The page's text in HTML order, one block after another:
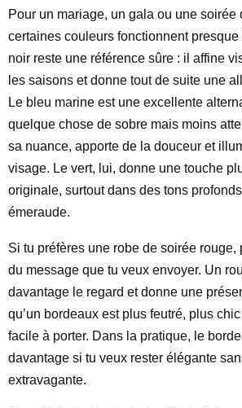
Pour un mariage, un gala ou une soirée
certaines couleurs fonctionnent
noir reste une référence sûre : il affine
les saisons et donne tout de suite une
Le bleu marine est une excellente
quelque chose de sobre mais moins
sa nuance, apporte de la douceur et
visage. Le vert, lui, donne une touche
originale, surtout dans des tons
émeraude.
Si tu préfères une robe de soirée rouge,
du message que tu veux envoyer. Un
davantage le regard et donne une
qu’un bordeaux est plus feutré, plus
facile à porter. Dans la pratique, le
davantage si tu veux rester élégante
extravagante.